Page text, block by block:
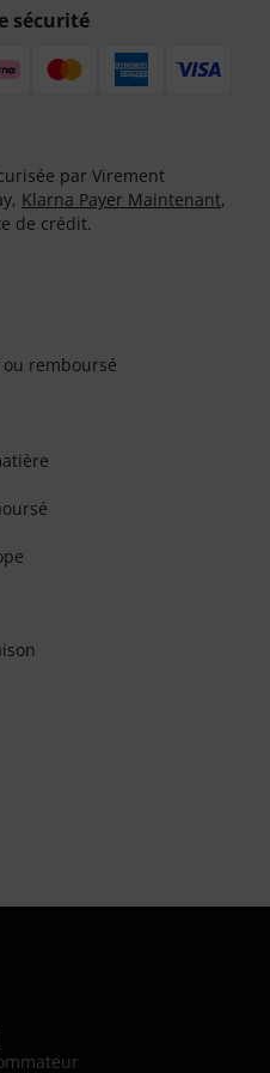
sécurité
par Virement
Klarna Payer Maintenant,
de crédit.
remboursé